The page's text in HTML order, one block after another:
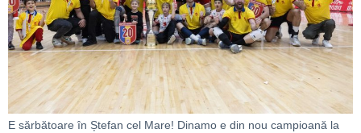
E sărbătoare în Ștefan cel Mare! Dinamo e din nou campioană la